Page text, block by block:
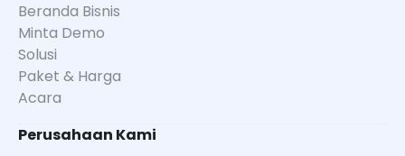
Beranda Bisnis
Minta Demo
Solusi
Paket & Harga
Acara
Perusahaan Kami